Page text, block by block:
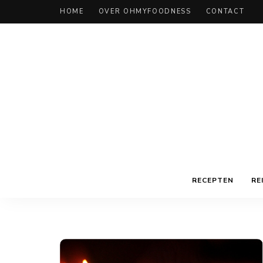
HOME OVER OHMYFOODNESS CONTACT
RECEPTEN